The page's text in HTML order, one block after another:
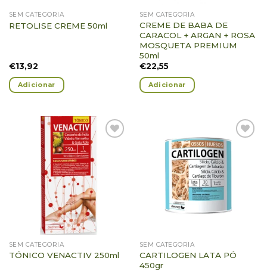
SEM CATEGORIA
RETOLISE CREME 50ml
€13,92
Adicionar
SEM CATEGORIA
CREME DE BABA DE
CARACOL + ARGAN + ROSA
MOSQUETA PREMIUM
50ml
€22,55
Adicionar
Adicionar
Favoritos
SEM CATEGORIA
TÓNICO VENACTIV 250ml
Adicionar
Favoritos
SEM CATEGORIA
CARTILOGEN LATA PÓ
450gr